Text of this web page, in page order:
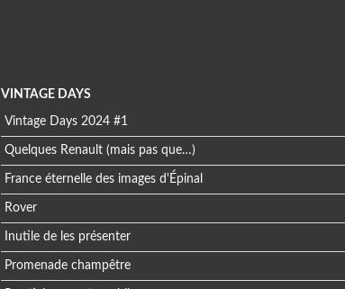
Menu
extra
VINTAGE DAYS
Vintage Days 2024 #1
Quelques Renault (mais pas que…)
France éternelle des images d'Épinal
Rover
Inutile de les présenter
Promenade champêtre